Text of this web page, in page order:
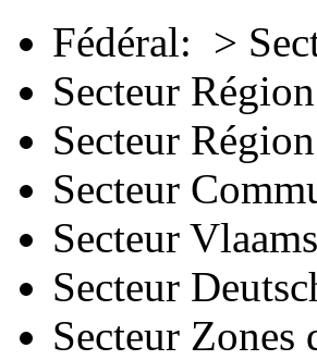
Fédéral: >
Secteur
Secteur
Secteur
Secteur
Secteur
Secteur Zones